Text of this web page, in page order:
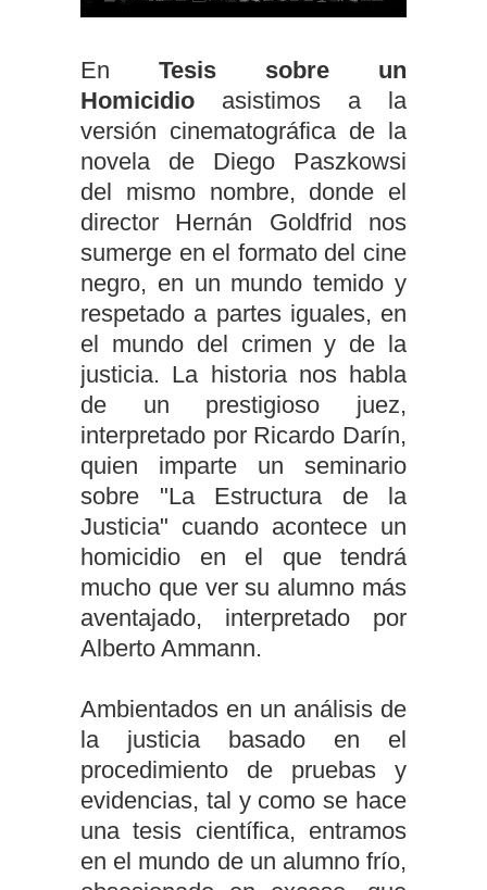
En Tesis sobre un
Homicidio asistimos a la
versión cinematográfica de la
novela de Diego Paszkowsi
del mismo nombre, donde el
director Hernán Goldfrid nos
sumerge en el formato del cine
negro, en un mundo temido y
respetado a partes iguales, en
el mundo del crimen y de la
justicia. La historia nos habla
de un prestigioso juez,
interpretado por Ricardo Darín,
quien imparte un seminario
sobre "La Estructura de la
Justicia" cuando acontece un
homicidio en el que tendrá
mucho que ver su alumno más
aventajado, interpretado por
Alberto Ammann.
Ambientados en un análisis de
la justicia basado en el
procedimiento de pruebas y
evidencias, tal y como se hace
una tesis científica, entramos
en el mundo de un alumno frío,